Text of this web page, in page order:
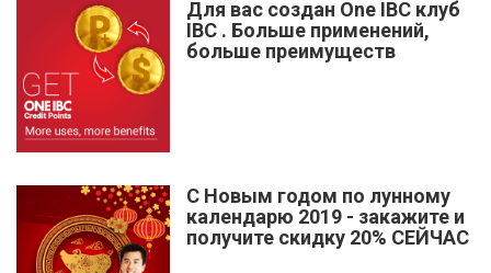
Для вас создан One IBC клуб
IBC . Больше применений,
больше преимуществ
С Новым годом по лунному
календарю 2019 - закажите и
получите скидку 20% СЕЙЧАС